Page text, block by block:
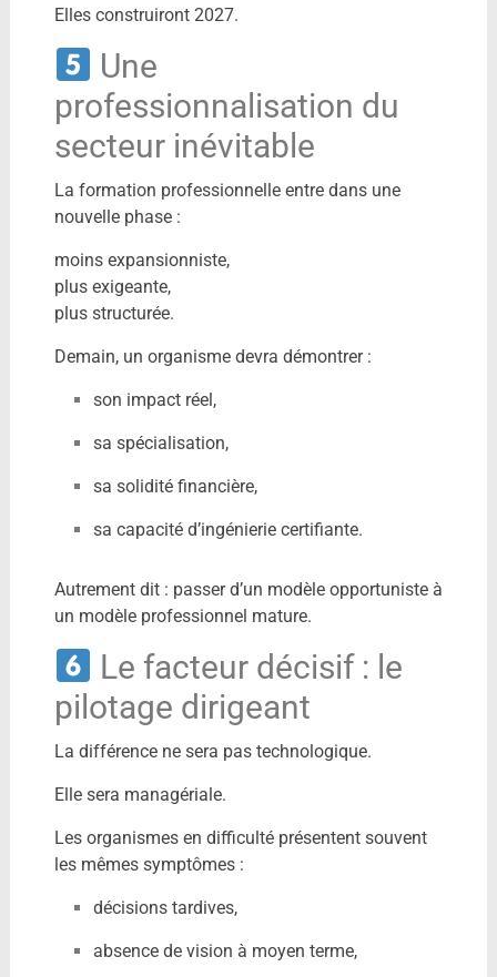
Elles construiront 2027.
Une
professionnalisation du
secteur inévitable
La formation professionnelle entre dans une
nouvelle phase :
moins expansionniste,
plus exigeante,
plus structurée.
Demain, un organisme devra démontrer :
son impact réel,
sa spécialisation,
sa solidité financière,
sa capacité d’ingénierie certifiante.
Autrement dit : passer d’un modèle opportuniste à
un modèle professionnel mature.
Le facteur décisif : le
pilotage dirigeant
La différence ne sera pas technologique.
Elle sera managériale.
Les organismes en difficulté présentent souvent
les mêmes symptômes :
décisions tardives,
absence de vision à moyen terme,